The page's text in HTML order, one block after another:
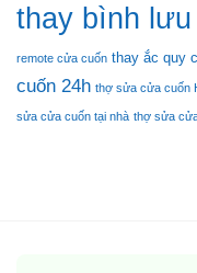
thay bình
remote cửa cuốn thay ắc quy
cuốn 24h thợ sửa cửa cuốn
sửa cửa cuốn tại nhà thợ sửa